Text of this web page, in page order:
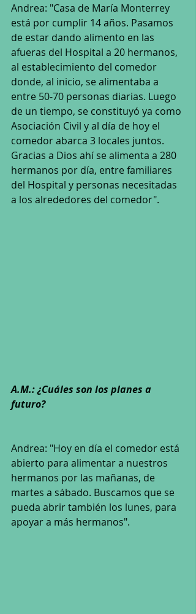
Andrea: "Casa de María Monterrey
está por cumplir 14 años. Pasamos
de estar dando alimento en las
afueras del Hospital a 20 hermanos,
al establecimiento del comedor
donde, al inicio, se alimentaba a
entre 50-70 personas diarias. Luego
de un tiempo, se constituyó ya como
Asociación Civil y al día de hoy el
comedor abarca 3 locales juntos.
Gracias a Dios ahí se alimenta a 280
hermanos por día, entre familiares
del Hospital y personas necesitadas
a los alrededores del comedor".
A.M.: ¿Cuáles son los planes a
futuro?
Andrea: "Hoy en día el comedor está
abierto para alimentar a nuestros
hermanos por las mañanas, de
martes a sábado. Buscamos que se
pueda abrir también los lunes, para
apoyar a más hermanos".